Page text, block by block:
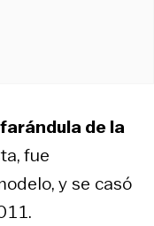
de la
fue
y se casó